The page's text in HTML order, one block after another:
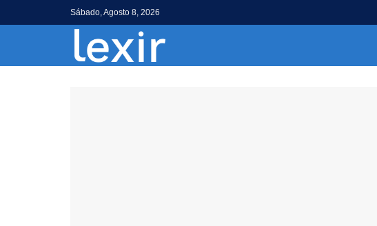
Sábado, Agosto 8, 2026